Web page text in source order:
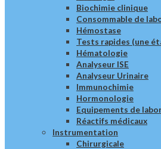
Biochimie clinique
Consommable de
Hémostase
Tests rapides (une
Hématologie
Analyseur ISE
Analyseur Urinaire
Immunochimie
Hormonologie
Equipements de
Réactifs médicaux
Instrumentation
Chirurgicale